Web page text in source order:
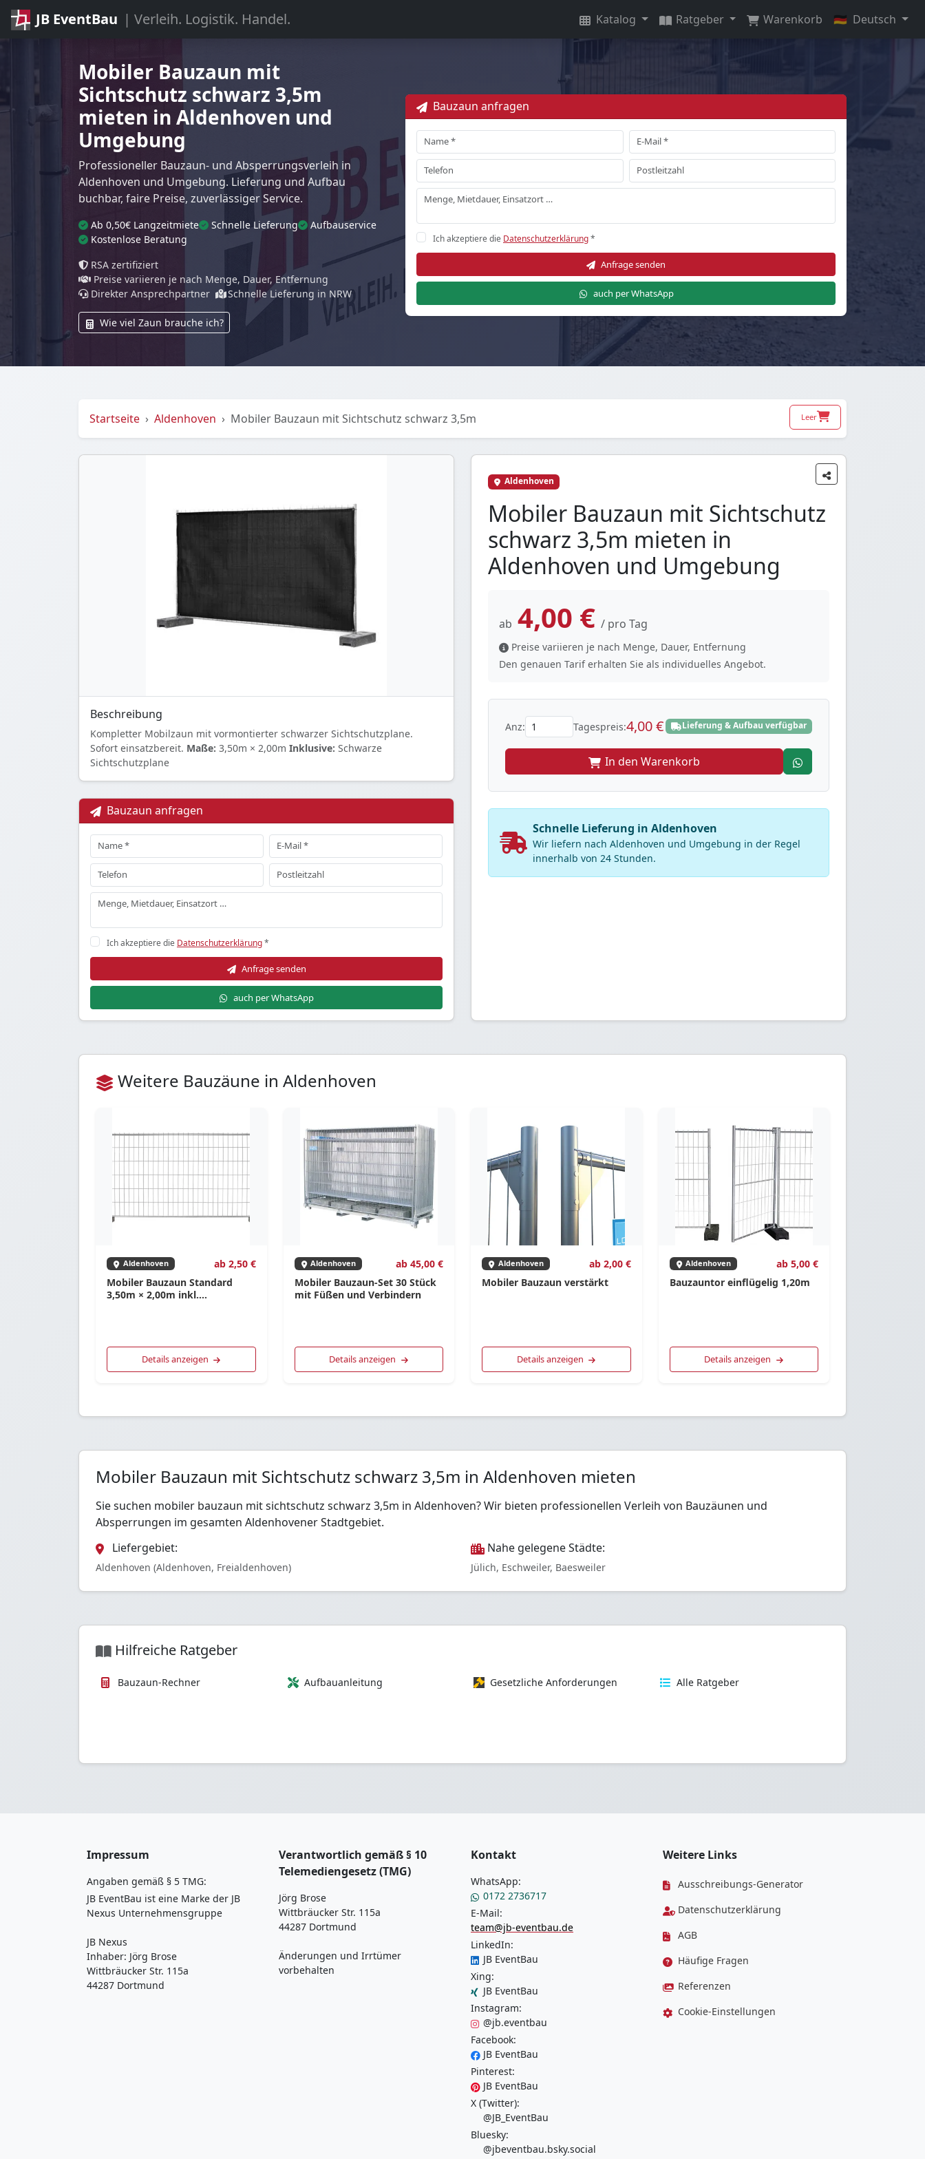
JB EventBau | Verleih. Logistik. Handel. Katalog Ratgeber Warenkorb 🇩🇪 Deutsch
Mobiler Bauzaun mit
Sichtschutz schwarz 3,5m
mieten in Aldenhoven und
Umgebung
Professioneller Bauzaun- und Absperrungsverleih in
Aldenhoven und Umgebung. Lieferung und Aufbau
buchbar, faire Preise, zuverlässiger Service.
Ab 0,50€ Langzeitmiete Schnelle Lieferung
Aufbauservice
Kostenlose Beratung
RSA zertifiziert
Preise variieren je nach Menge, Dauer, Entfernung
Direkter Ansprechpartner
Schnelle Lieferung in NRW
Wie viel Zaun brauche ich?
Bauzaun anfragen
Ich akzeptiere die Datenschutzerklärung*
Anfrage senden
auch per WhatsApp
Leer
Startseite Aldenhoven Mobiler Bauzaun mit Sichtschutz schwarz 3,5m
Beschreibung
Kompletter Mobilzaun mit vormontierter schwarzer Sichtschutzplane.
Sofort einsatzbereit. Maße: 3,50m × 2,00m Inklusive: Schwarze
Sichtschutzplane
Bauzaun anfragen
Ich akzeptiere die Datenschutzerklärung*
Anfrage senden
auch per WhatsApp
Aldenhoven
Mobiler Bauzaun mit Sichtschutz
schwarz 3,5m mieten in
Aldenhoven und Umgebung
ab 4,00 € / pro Tag
Preise variieren je nach Menge, Dauer, Entfernung
Den genauen Tarif erhalten Sie als individuelles Angebot.
Anz: Tagespreis:4,00 € Lieferung & Aufbau verfügbar
In den Warenkorb
Schnelle Lieferung in Aldenhoven
Wir liefern nach Aldenhoven und Umgebung in der Regel
innerhalb von 24 Stunden.
Weitere Bauzäune in Aldenhoven
Aldenhoven
ab 2,50 €
Mobiler Bauzaun Standard
3,50m × 2,00m inkl.
Details anzeigen
Aldenhoven
ab 45,00 €
Mobiler Bauzaun-Set 30 Stück
mit Füßen und Verbindern
Details anzeigen
Aldenhoven
ab 2,00 €
Mobiler Bauzaun verstärkt
Details anzeigen
Aldenhoven
ab 5,00 €
Bauzauntor einflügelig 1,20m
Details anzeigen
Mobiler Bauzaun mit Sichtschutz schwarz 3,5m in Aldenhoven mieten
Sie suchen mobiler bauzaun mit sichtschutz schwarz 3,5m in Aldenhoven? Wir bieten professionellen Verleih von Bauzäunen und
Absperrungen im gesamten Aldenhovener Stadtgebiet.
Liefergebiet:
Aldenhoven (Aldenhoven, Freialdenhoven)
Nahe gelegene Städte:
Jülich, Eschweiler, Baesweiler
Hilfreiche Ratgeber
Bauzaun-Rechner Aufbauanleitung Gesetzliche Anforderungen Alle Ratgeber
Impressum
Angaben gemäß § 5 TMG:
JB EventBau ist eine Marke der JB
Nexus Unternehmensgruppe
JB Nexus
Inhaber: Jörg Brose
Wittbräucker Str. 115a
44287 Dortmund
Verantwortlich gemäß § 10
Telemediengesetz (TMG)
Jörg Brose
Wittbräucker Str. 115a
44287 Dortmund
Änderungen und Irrtümer
vorbehalten
Kontakt
WhatsApp:
0172 2736717
E-Mail:
team@jb-eventbau.de
LinkedIn:
JB EventBau
Xing:
JB EventBau
Instagram:
@jb.eventbau
Facebook:
JB EventBau
Pinterest:
JB EventBau
X (Twitter):
@JB_EventBau
Bluesky:
@jbeventbau.bsky.social
Weitere Links
Ausschreibungs-Generator
Datenschutzerklärung
AGB
Häufige Fragen
Referenzen
Cookie-Einstellungen